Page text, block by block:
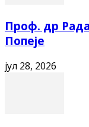
Проф. др
Попеје
јул 28, 2026